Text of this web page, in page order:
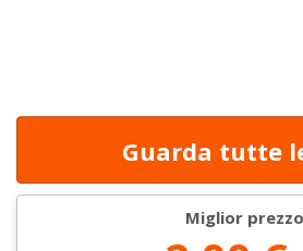
Guarda tutte
Miglior prezzo